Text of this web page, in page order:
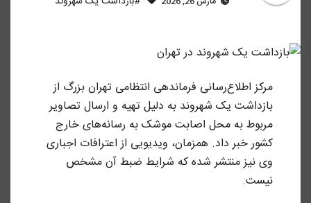
مرکز اطلاع‌رسانی فرماندهی انتظامی تهران بزرگ از
بازداشت یک شهروند به دلیل تهیه و ارسال تصاویر
مربوط به محل اصابت موشک به رسانه‌های خارج
کشور خبر داد. همزمان، ویدیویی از اعترافات اجباری
وی نیز منتشر شده که شرایط ضبط آن مشخص
نیست.